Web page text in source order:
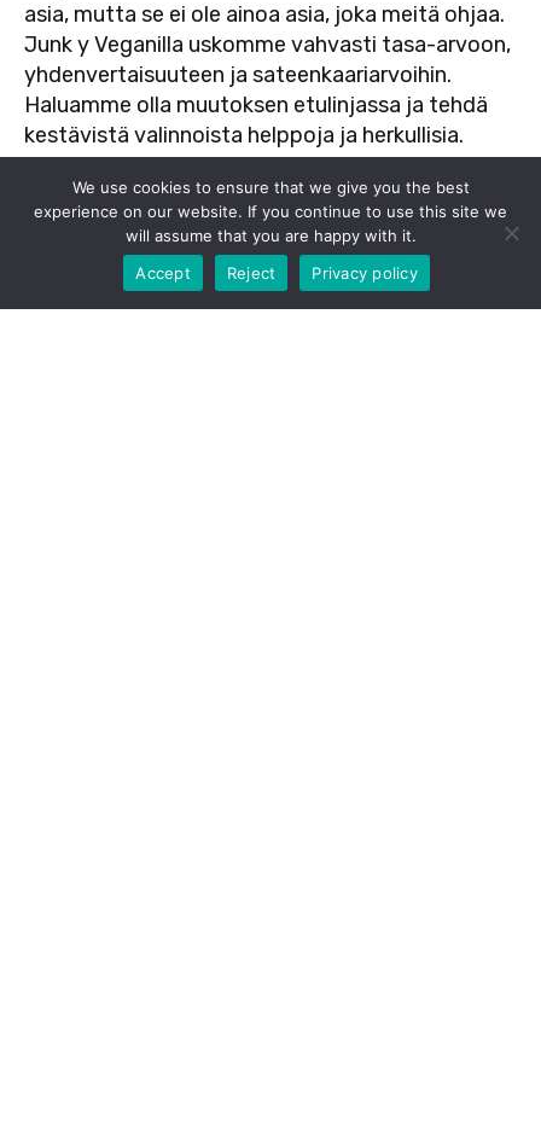
asia, mutta se ei ole ainoa asia, joka meitä ohjaa.
Junk y Veganilla uskomme vahvasti tasa-arvoon,
yhdenvertaisuuteen ja sateenkaariarvoihin.
Haluamme olla muutoksen etulinjassa ja tehdä
kestävistä valinnoista helppoja ja herkullisia.
Meidän ravintolamme on turvallinen tila kaikille, ja
ruokamme yhdistää ihmisiä eri taustoista.
Järjestämme säännöllisesti tapahtumia, kuten
suosittuja Drag Brunsseja, jotka tuovat yhteen
erilaisia ihmisiä nauttimaan ruoasta, juomasta ja
-10% kun tilaat nouto verkkokaupastamme. Tilaa
nyt!
We use cookies to ensure that we give you the best
experience on our website. If you continue to use this site we
will assume that you are happy with it.
Accept
Reject Privacy policy